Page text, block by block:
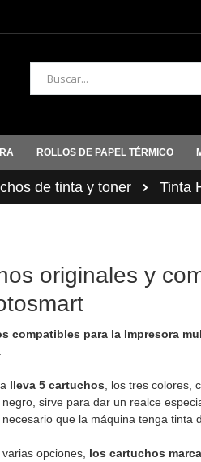
Buscar
ROLLOS DE PAPEL TÉRMICO
de tinta y toner Tinta
originales y
compatibles para la Impresora
lleva 5 cartuchos , los tres
sirve para dar un realce
necesario que la máquina tenga tinta
opciones, los cartuchos